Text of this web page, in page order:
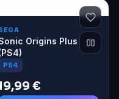
Origins Plus
PS4
€